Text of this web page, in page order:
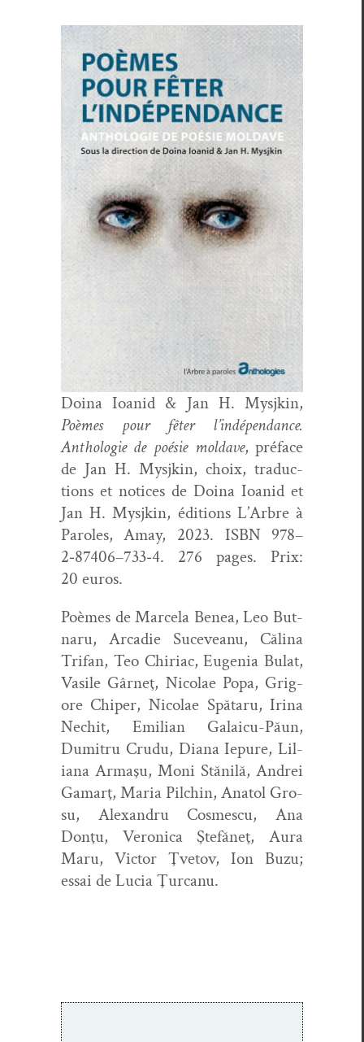
Doina Ioanid & Jan H. Mysjkin,
Poèmes pour fêter l’indépendance.
Antholo­gie de poésie mol­dave, pré­face
de Jan H. Mysjkin, choix, tra­duc­
tions et notices de Doina Ioanid et
Jan H. Mysjkin, édi­tions L’Arbre à
Paroles, Amay, 2023. ISBN 978–
2‑87406–733‑4. 276 pages. Prix:
20 euros.
Poèmes de Marcela Benea, Leo But­
naru, Arcadie Suce­veanu, Căli­na
Tri­fan, Teo Chiri­ac, Euge­nia Bulat,
Vasile Gârneţ, Nico­lae Popa, Grig­
ore Chiper, Nico­lae Spă­taru, Iri­na
Nechit, Emil­ian Galaicu-Păun,
Dumitru Crudu, Diana Iepure, Lil­
iana Armaşu, Moni Stănilă, Andrei
Gamarţ, Maria Pilchin, Ana­tol Gro­
su, Alexan­dru Cosmes­cu, Ana
Donţu, Veron­i­ca Şte­făneţ, Aura
Maru, Vic­tor Ţve­tov, Ion Buzu;
essai de Lucia Ţurcanu.